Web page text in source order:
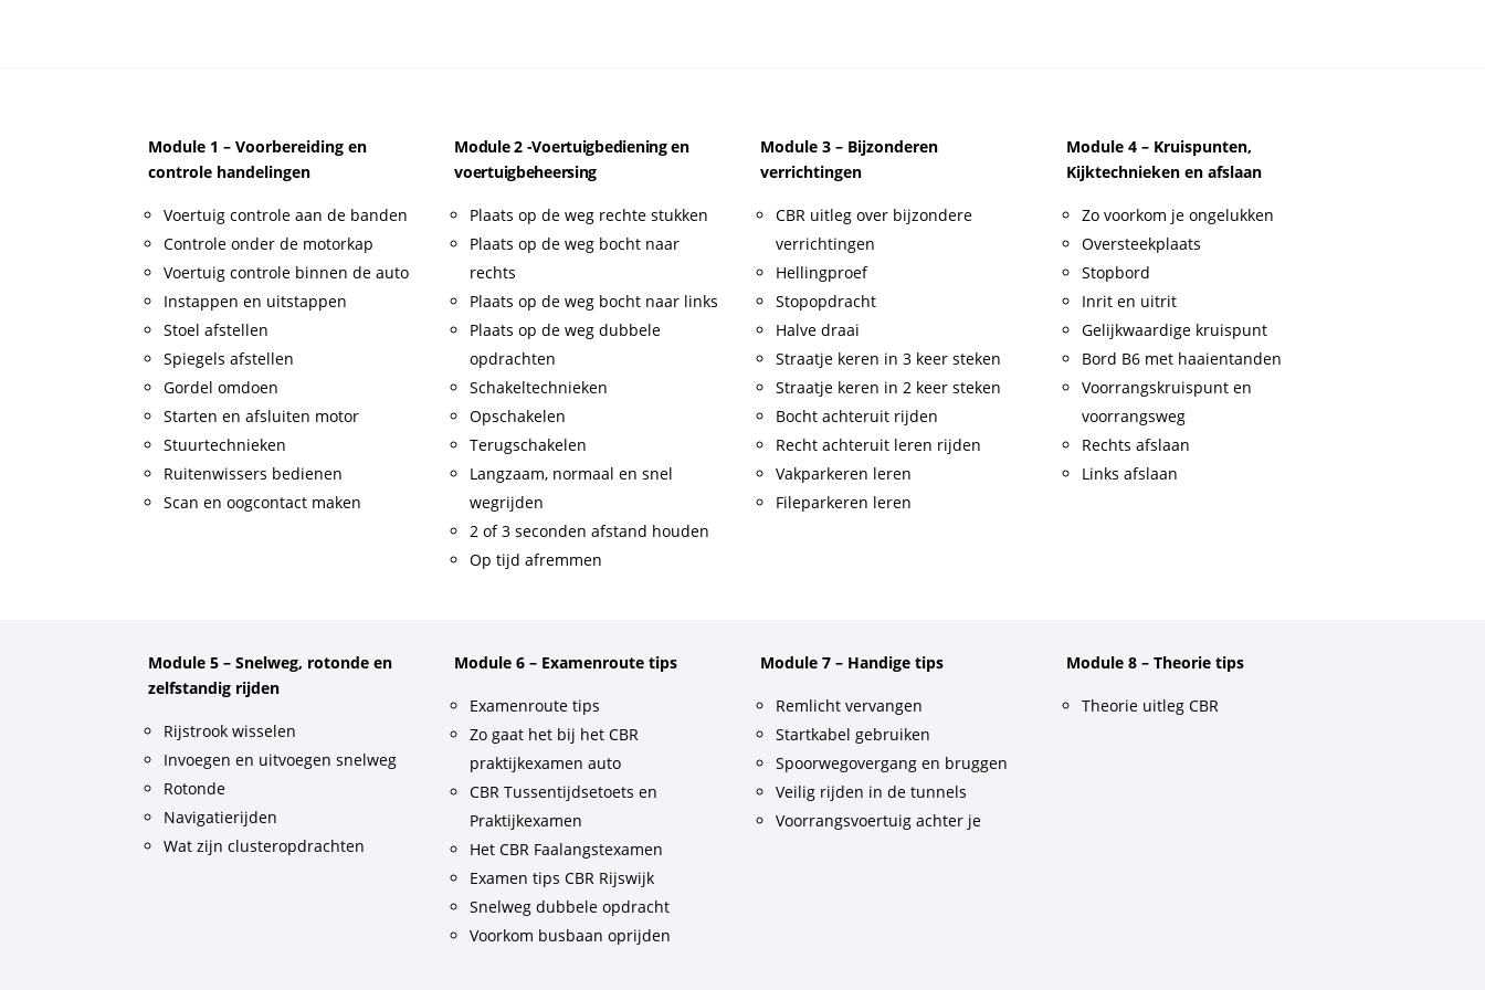
Module 1 – Voorbereiding en
controle handelingen
Voertuig controle aan de banden
Controle onder de motorkap
Voertuig controle binnen de auto
Instappen en uitstappen
Stoel afstellen
Spiegels afstellen
Gordel omdoen
Starten en afsluiten motor
Stuurtechnieken
Ruitenwissers bedienen
Scan en oogcontact maken
Module 2 -Voertuigbediening en
voertuigbeheersing
Plaats op de weg rechte stukken
Plaats op de weg bocht naar
rechts
Plaats op de weg bocht naar links
Plaats op de weg dubbele
opdrachten
Schakeltechnieken
Opschakelen
Terugschakelen
Langzaam, normaal en snel
wegrijden
2 of 3 seconden afstand houden
Op tijd afremmen
Module 3 – Bijzonderen
verrichtingen
CBR uitleg over bijzondere
verrichtingen
Hellingproef
Stopopdracht
Halve draai
Straatje keren in 3 keer steken
Straatje keren in 2 keer steken
Bocht achteruit rijden
Recht achteruit leren rijden
Vakparkeren leren
Fileparkeren leren
Module 4 – Kruispunten,
Kijktechnieken en afslaan
Zo voorkom je ongelukken
Oversteekplaats
Stopbord
Inrit en uitrit
Gelijkwaardige kruispunt
Bord B6 met haaientanden
Voorrangskruispunt en
voorrangsweg
Rechts afslaan
Links afslaan
Module 5 – Snelweg, rotonde en
zelfstandig rijden
Rijstrook wisselen
Invoegen en uitvoegen snelweg
Rotonde
Navigatierijden
Wat zijn clusteropdrachten
Module 6 – Examenroute tips
Examenroute tips
Zo gaat het bij het CBR
praktijkexamen auto
CBR Tussentijdsetoets en
Praktijkexamen
Het CBR Faalangstexamen
Examen tips CBR Rijswijk
Snelweg dubbele opdracht
Voorkom busbaan oprijden
Module 7 – Handige tips
Remlicht vervangen
Startkabel gebruiken
Spoorwegovergang en bruggen
Veilig rijden in de tunnels
Voorrangsvoertuig achter je
Module 8 – Theorie tips
Theorie uitleg CBR